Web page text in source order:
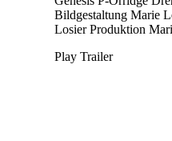
Bildgestaltung Marie
Losier Produktion
Play Trailer